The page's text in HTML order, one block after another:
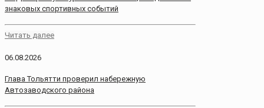
знаковых спортивных событий
Читать далее
06.08.2026
Глава Тольятти проверил набережную
Автозаводского района